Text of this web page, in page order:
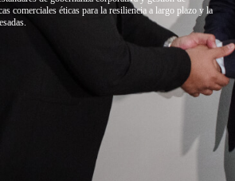
comerciales éticas para la resiliencia a largo plazo y la